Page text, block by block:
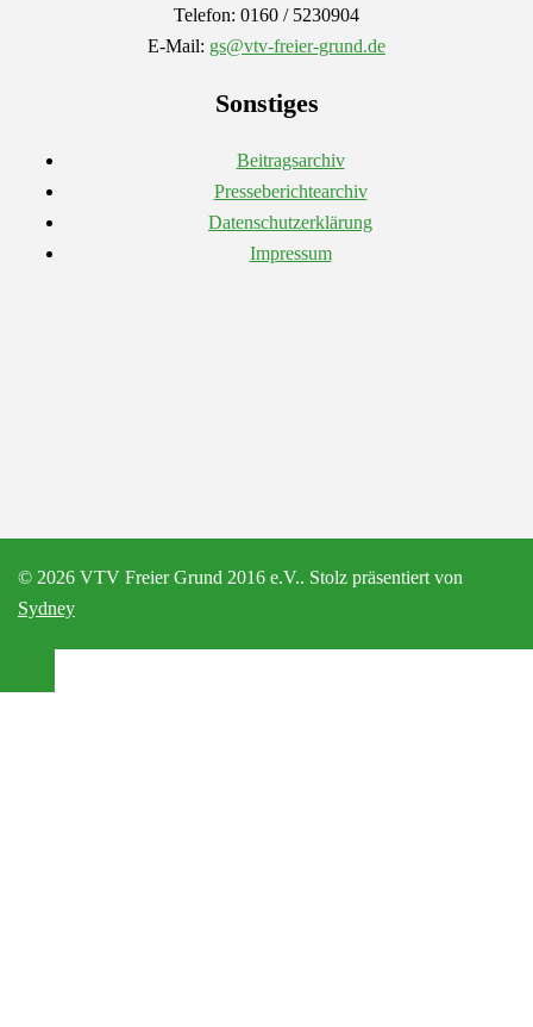
Telefon: 0160 / 5230904
E-Mail: gs@vtv-freier-grund.de
Sonstiges
Beitragsarchiv
Presseberichtearchiv
Datenschutzerklärung
Impressum
© 2026 VTV Freier Grund 2016 e.V.. Stolz präsentiert von
Sydney